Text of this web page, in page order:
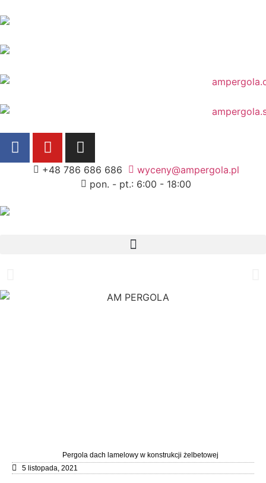
+48 786 686 686
wyceny@ampergola.pl
pon. - pt.: 6:00 - 18:00
PRODUCENT SYSTEMÓW
Pergola dach lamelowy w konstrukcji żelbetowej
5 listopada, 2021